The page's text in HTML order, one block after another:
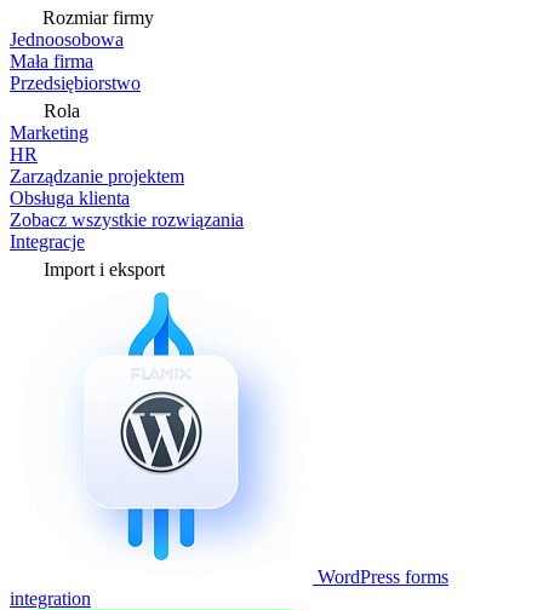
Rozmiar firmy
Jednoosobowa
Mała firma
Przedsiębiorstwo
Rola
Marketing
HR
Zarządzanie projektem
Obsługa klienta
Zobacz wszystkie rozwiązania
Integracje
Import i eksport
WordPress forms
integration